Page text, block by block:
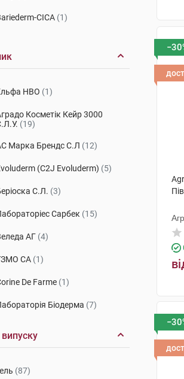
CICA (1)
(1)
XeraCalm
НВО (1)
Косметік Кейр 3000
(19)
Марка Брендс С.Л (12)
(C2J Evoluderm) (5)
С.Л. (3)
Сарбек (15)
АГ (4)
СА (1)
De Farme (1)
Біодерма (7)
(87)